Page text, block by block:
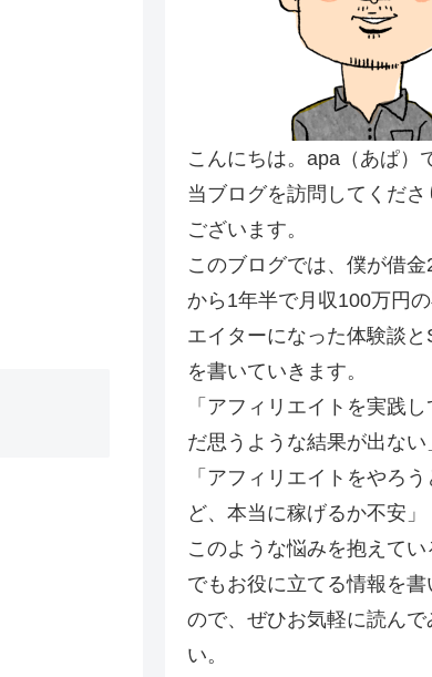
こんにちは。apa（あぱ）
当ブログを訪問してくださ
ございます。
このブログでは、僕が借
から1年半で月収100万円
エイターになった体験談
を書いていきます。
「アフィリエイトを実践
だ思うような結果が出ない
「アフィリエイトをやろ
ど、本当に稼げるか不安」
このような悩みを抱えてい
でもお役に立てる情報を
ので、ぜひお気軽に読んで
い。